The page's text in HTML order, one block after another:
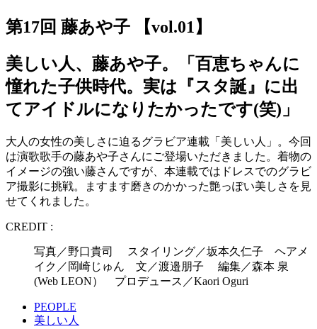
第17回 藤あや子 【vol.01】
美しい人、藤あや子。「百恵ちゃんに
憧れた子供時代。実は『スタ誕』に出
てアイドルになりたかったです(笑)」
大人の女性の美しさに迫るグラビア連載「美しい人」。今回
は演歌歌手の藤あや子さんにご登場いただきました。着物の
イメージの強い藤さんですが、本連載ではドレスでのグラビ
ア撮影に挑戦。ますます磨きのかかった艶っぽい美しさを見
せてくれました。
CREDIT :
写真／野口貴司 スタイリング／坂本久仁子 ヘアメ
イク／岡崎じゅん 文／渡邉朋子 編集／森本 泉
(Web LEON） プロデュース／Kaori Oguri
PEOPLE
美しい人